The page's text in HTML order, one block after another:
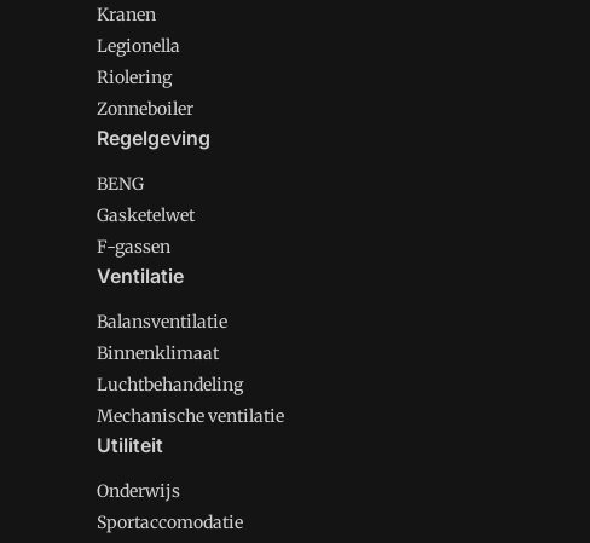
Kranen
Legionella
Riolering
Zonneboiler
Regelgeving
BENG
Gasketelwet
F-gassen
Ventilatie
Balansventilatie
Binnenklimaat
Luchtbehandeling
Mechanische ventilatie
Utiliteit
Onderwijs
Sportaccomodatie